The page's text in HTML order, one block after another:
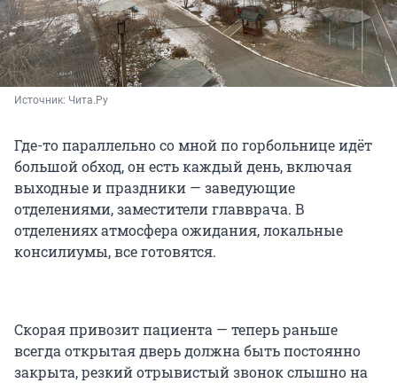
Источник: Чита.Ру
Где-то параллельно со мной по горбольнице идёт
большой обход, он есть каждый день, включая
выходные и праздники — заведующие
отделениями, заместители главврача. В
отделениях атмосфера ожидания, локальные
консилиумы, все готовятся.
Скорая привозит пациента — теперь раньше
всегда открытая дверь должна быть постоянно
закрыта, резкий отрывистый звонок слышно на